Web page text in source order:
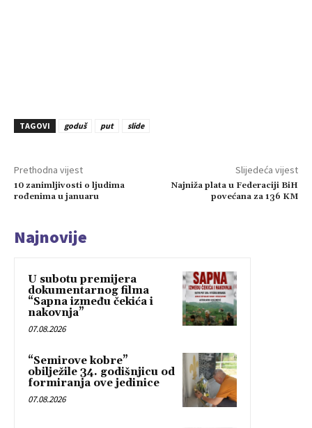
TAGOVI goduš put slide
Prethodna vijest
10 zanimljivosti o ljudima
rođenima u januaru
Slijedeća vijest
Najniža plata u Federaciji BiH
povećana za 136 KM
Najnovije
U subotu premijera
dokumentarnog filma
“Sapna između čekića i
nakovnja”
07.08.2026
“Semirove kobre”
obilježile 34. godišnjicu od
formiranja ove jedinice
07.08.2026